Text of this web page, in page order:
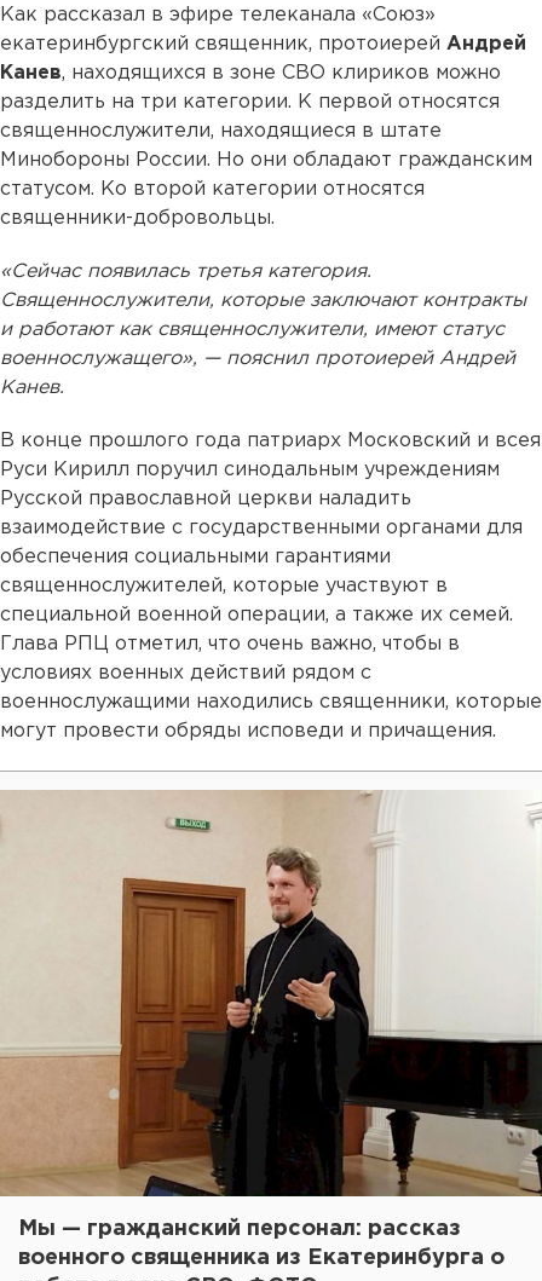
Как рассказал в эфире телеканала «Союз»
екатеринбургский священник, протоиерей Андрей
Канев, находящихся в зоне СВО клириков можно
разделить на три категории. К первой относятся
священнослужители, находящиеся в штате
Минобороны России. Но они обладают гражданским
статусом. Ко второй категории относятся
священники-добровольцы.
«Сейчас появилась третья категория.
Священнослужители, которые заключают контракты
и работают как священнослужители, имеют статус
военнослужащего», — пояснил протоиерей Андрей
Канев.
В конце прошлого года патриарх Московский и всея
Руси Кирилл поручил синодальным учреждениям
Русской православной церкви наладить
взаимодействие с государственными органами для
обеспечения социальными гарантиями
священнослужителей, которые участвуют в
специальной военной операции, а также их семей.
Глава РПЦ отметил, что очень важно, чтобы в
условиях военных действий рядом с
военнослужащими находились священники, которые
могут провести обряды исповеди и причащения.
Мы — гражданский персонал: рассказ
военного священника из Екатеринбурга о